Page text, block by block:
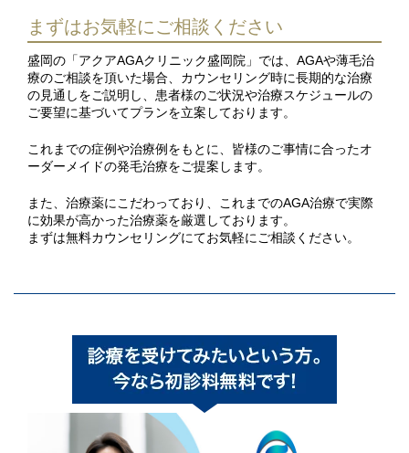
まずはお気軽にご相談ください
盛岡の「アクアAGAクリニック盛岡院」では、AGAや薄毛治
療のご相談を頂いた場合、カウンセリング時に長期的な治療
の見通しをご説明し、患者様のご状況や治療スケジュールの
ご要望に基づいてプランを立案しております。
これまでの症例や治療例をもとに、皆様のご事情に合ったオ
ーダーメイドの発毛治療をご提案します。
また、治療薬にこだわっており、これまでのAGA治療で実際
に効果が高かった治療薬を厳選しております。
まずは無料カウンセリングにてお気軽にご相談ください。